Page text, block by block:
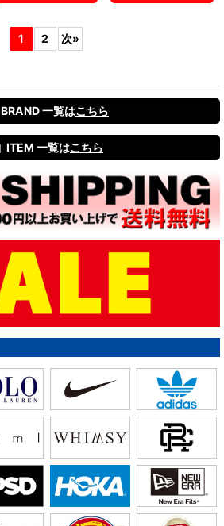
1 2 次»
BRAND 一覧はこちら
ITEM 一覧はこちら